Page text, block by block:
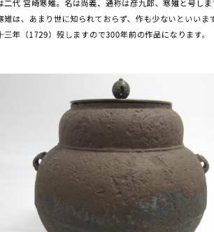
二代 宮崎寒雉。名は尚義、通称は彦九郎、寒雉と号しま
雉は、あまり世に知られておらず、作も少ないといいます
三年（1729）歿しますので300年前の作品になります。